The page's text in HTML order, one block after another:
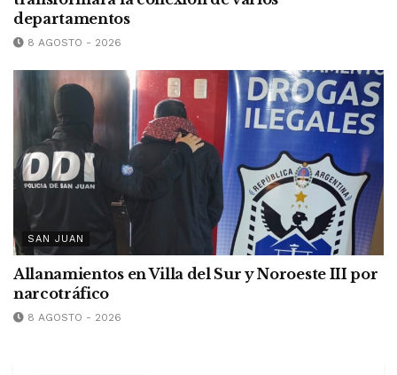
departamentos
8 AGOSTO - 2026
SAN JUAN
Allanamientos en Villa del Sur y Noroeste III por
narcotráfico
8 AGOSTO - 2026